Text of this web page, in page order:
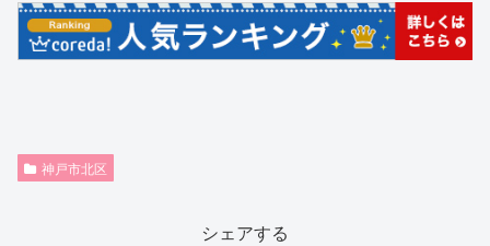
神戸市北区
シェアする